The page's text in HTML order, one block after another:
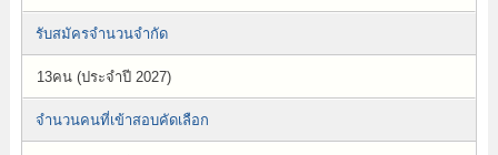
รับสมัครจำนวนจำกัด
13คน (ประจำปี 2027)
จำนวนคนที่เข้าสอบคัดเลือก